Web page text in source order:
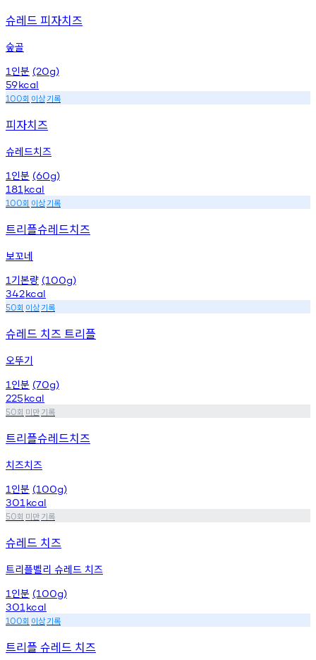
슈레드 피자치즈
숲골
1 인분 (20g)
59kcal
100회 이상기록
피자치즈
슈레드치즈
1 인분 (60g)
181 kcal
100회 이상기록
트리플슈레드치즈
보꼬네
1 기본량 (100g)
342kcal
50회 이상기록
슈레드 치즈 트리플
오뚜기
1 인분 (70g)
225kcal
50회 미만기록
트리플슈레드치즈
치즈치즈
1 인분 (100g)
301 kcal
50회 미만기록
슈레드 치즈
트리플벨리 슈레드 치즈
1 인분 (100g)
301 kcal
100회 이상기록
트리플 슈레드 치즈